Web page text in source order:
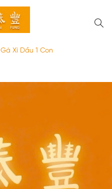
Gà Xì Dầu 1 Con